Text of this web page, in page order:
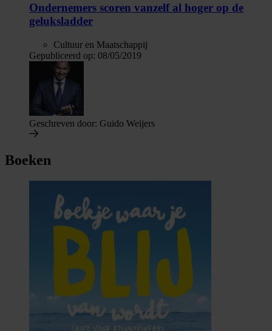
Ondernemers scoren vanzelf al hoger op de
geluksladder
Cultuur en Maatschappij
Gepubliceerd op: 08/05/2019
Geschreven door: Guido Weijers
Boeken